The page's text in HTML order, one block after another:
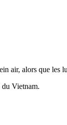
air, alors que les
du Vietnam.